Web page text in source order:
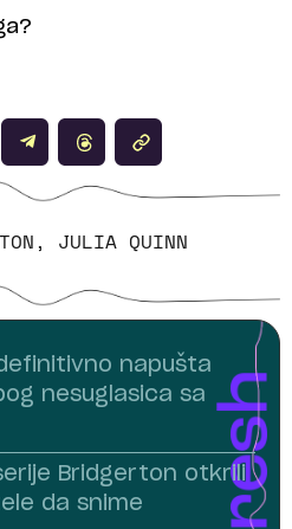
, JULIA QUINN
napušta
nesuglasica sa
Bridgerton otkrili
da snime